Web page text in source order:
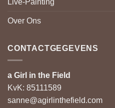
Over Ons
CONTACTGEGEVENS
a Girl in the Field
KvK: 85111589
sanne@agirlinthefield.com